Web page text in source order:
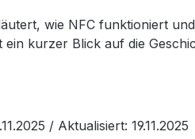
wie NFC funktioniert
ein kurzer Blick auf die
/ Aktualisiert: 19.11.2025